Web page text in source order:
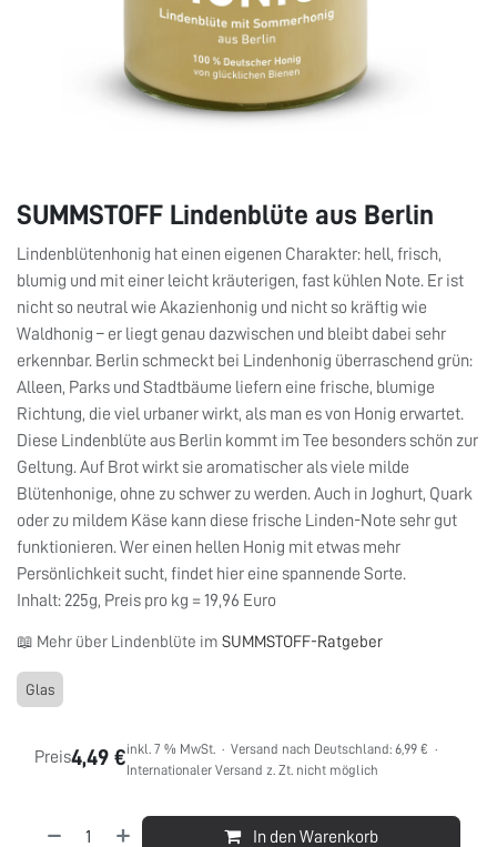
SUMMSTOFF Lindenblüte aus Berlin
Lindenblütenhonig hat einen eigenen Charakter: hell, frisch,
blumig und mit einer leicht kräuterigen, fast kühlen Note. Er ist
nicht so neutral wie Akazienhonig und nicht so kräftig wie
Waldhonig – er liegt genau dazwischen und bleibt dabei sehr
erkennbar. Berlin schmeckt bei Lindenhonig überraschend grün:
Alleen, Parks und Stadtbäume liefern eine frische, blumige
Richtung, die viel urbaner wirkt, als man es von Honig erwartet.
Diese Lindenblüte aus Berlin kommt im Tee besonders schön zur
Geltung. Auf Brot wirkt sie aromatischer als viele milde
Blütenhonige, ohne zu schwer zu werden. Auch in Joghurt, Quark
oder zu mildem Käse kann diese frische Linden-Note sehr gut
funktionieren. Wer einen hellen Honig mit etwas mehr
Persönlichkeit sucht, findet hier eine spannende Sorte.
Inhalt: 225g, Preis pro kg = 19,96 Euro
📖 Mehr über Lindenblüte im SUMMSTOFF-Ratgeber
Glas
In den Warenkorb
Preis4,49 €inkl. 7 % MwSt. · Versand nach Deutschland: 6,99 € ·
Internationaler Versand z. Zt. nicht möglich